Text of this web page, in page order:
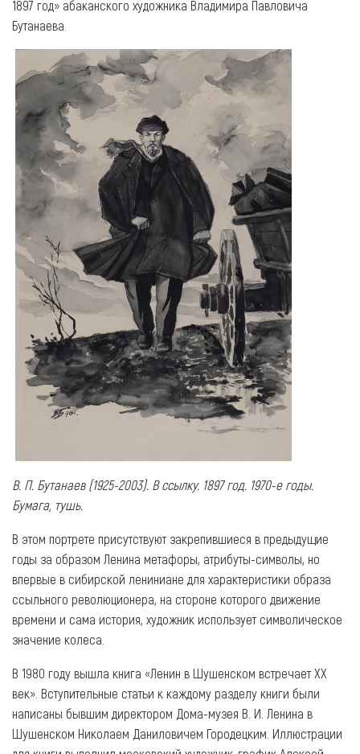
1897 год» абаканского художника Владимира Павловича
Бутанаева.
В. П. Бутанаев (1925-2003). В ссылку. 1897 год. 1970-е годы.
Бумага, тушь.
В этом портрете присутствуют закрепившиеся в предыдущие
годы за образом Ленина метафоры, атрибуты-символы, но
впервые в сибирской лениниане для характеристики образа
ссыльного революционера, на стороне которого движение
времени и сама история, художник использует символическое
значение колеса.
В 1980 году вышла книга «Ленин в Шушенском встречает XX
век». Вступительные статьи к каждому разделу книги были
написаны бывшим директором Дома-музея В. И. Ленина в
Шушенском Николаем Даниловичем Городецким. Иллюстрации